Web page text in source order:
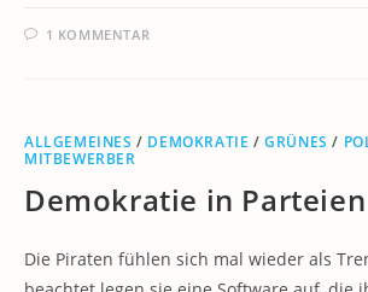
1 KOMMENTAR
ALLGEMEINES / DEMOKRATIE /GRÜNES /
MITBEWERBER
Demokratie in Parteien
Die Piraten fühlen sich mal wieder als